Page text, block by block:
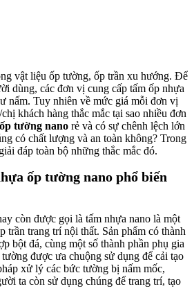
vật liệu ốp tường, ốp trần xu hướng. Để
dùng, các đơn vị cung cấp tấm ốp nhựa
nấm. Tuy nhiên về mức giá mỗi đơn vị
khách hàng thắc mắc tại sao nhiều đơn
tường nano rẻ và có sự chênh lệch lớn
có chất lượng và an toàn không? Trong
đáp toàn bộ những thắc mắc đó.
ốp tường nano phổ biến
còn được gọi là tấm nhựa nano là một
trần trang trí nội thất. Sản phẩm có thành
bột đá, cùng một số thành phần phụ gia
được ưa chuộng sử dụng để cải tạo
xử lý các bức tường bị nấm mốc,
ta còn sử dụng chúng để trang trí, tạo